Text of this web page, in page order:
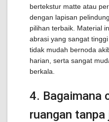
bertekstur matte atau
dengan lapisan
pilihan terbaik. Material
abrasi yang sangat
tidak mudah bernoda
harian, serta sangat
berkala.
4. Bagaimana
ruangan